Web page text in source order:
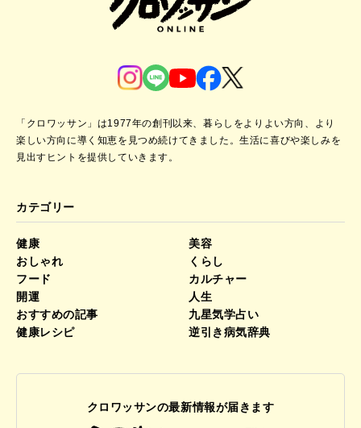
「クロワッサン」は1977年の創刊以来、暮らしをよりよい方向、より
楽しい方向に導く知恵を見つめ続けてきました。生活に喜びや楽しみを
見出すヒントを提供していきます。
カテゴリー
健康
美容
おしゃれ
くらし
フード
カルチャー
開運
人生
おすすめの記事
九星気学占い
健康レシピ
逆引き病気辞典
クロワッサンの最新情報が届きます